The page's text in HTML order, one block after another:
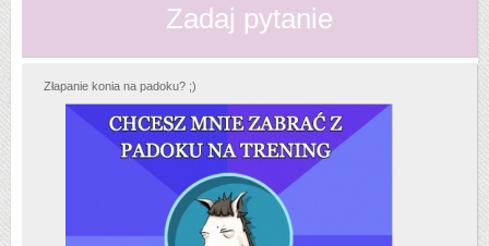
Zadaj pytanie
Złapanie konia na padoku? ;)